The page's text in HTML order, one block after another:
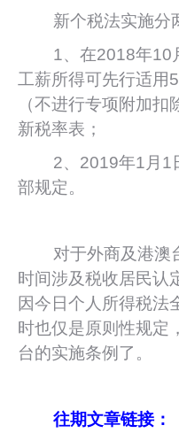
新个税法实施分
1、在2018年10
工薪所得可先行适用
（不进行专项附加
新税率表；
2、2019年1月1
部规定。
对于外商及港澳
时间涉及税收居民认
因今日个人所得税法
时也仅是原则性规定
台的实施条例了。
往期文章链接：